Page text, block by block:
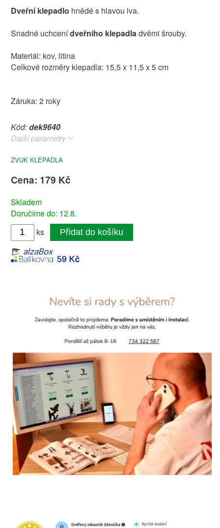
Dveřní klepadlo hnědé s hlavou lva.
Snadné uchcenídveřního klepadladvěmi šrouby.
Materiál: kov, litina
Celkové rozměry klepadla: 15,5 x 11,5 x 5 cm
Záruka: 2 roky
Kód:dek9640
Další parametry
ZVUK KLEPADLA
Cena: 179 Kč
Skladem
Doručíme do: 12.8.
ks
Přidat do košíku